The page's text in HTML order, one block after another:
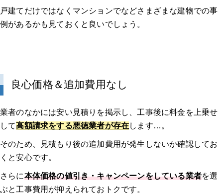
戸建てだけではなくマンションでなどさまざまな建物での事
例があるかも見ておくと良いでしょう。
良心価格＆追加費用なし
業者のなかには安い見積りを掲示し、工事後に料金を上乗せ
して高額請求をする悪徳業者が存在します…。
そのため、見積もり後の追加費用が発生しないか確認してお
くと安心です。
さらに本体価格の値引き・キャンペーンをしている業者を選
ぶと工事費用が抑えられておトクです。